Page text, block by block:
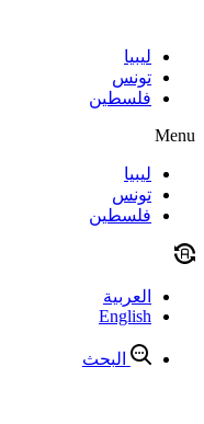
contentليبيا
تونس
فلسطين
Menu
ليبيا
تونس
فلسطين
العربية
English
البحث